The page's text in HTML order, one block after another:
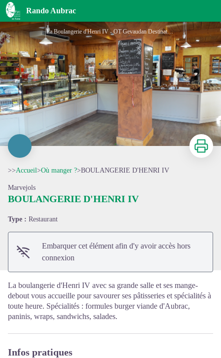
Rando Aubrac
BOULANGERIE D'HENRI IV
La Boulangerie d'Henri IV - OT Gevaudan Destination
Imprimer
>>Accueil>Où manger ?>BOULANGERIE D'HENRI IV
Marvejols
BOULANGERIE D'HENRI IV
Type : Restaurant
Embarquer cet élément afin d'y avoir accès hors
connexion
La boulangerie d'Henri IV avec sa grande salle et ses mange-
debout vous accueille pour savourer ses pâtisseries et spécialités à
toute heure. Spécialités : formules burger viande d'Aubrac,
paninis, wraps, sandwichs, salades.
Infos pratiques